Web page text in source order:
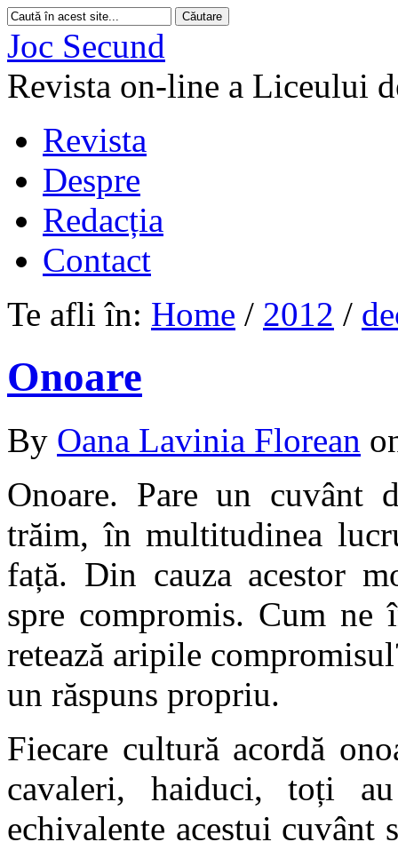
Joc Secund
Revista on-line a Liceului
Revista
Despre
Redacția
Contact
Te afli în: Home / 2012 /
Onoare
By Oana Lavinia Florean
Onoare. Pare un cuvânt
trăim, în multitudinea
față. Din cauza acestor
spre compromis. Cum ne
retează aripile
un răspuns propriu.
Fiecare cultură acordă
cavaleri, haiduci, toți
echivalente acestui cuvânt